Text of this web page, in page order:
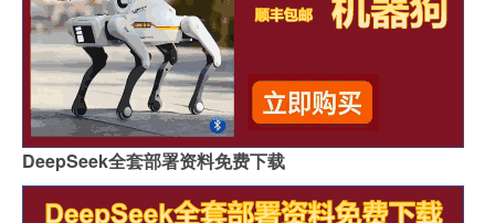
DeepSeek全套部署资料免费下载